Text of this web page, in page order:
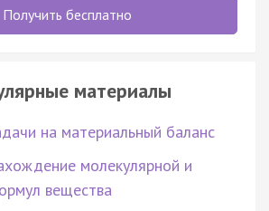
Получить бесплатно
материалы
на материальный баланс
молекулярной и
вещества